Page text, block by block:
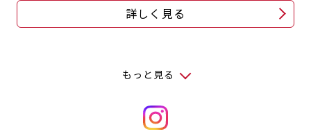
詳しく見る
もっと見る